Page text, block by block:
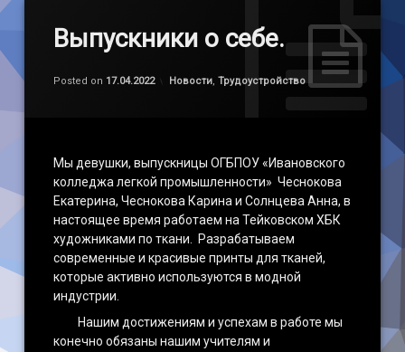
Выпускники о себе.
Posted on 17.04.2022
Обновлено на 17.04.2022
by
Категории:
Новости,Трудоустройство
Мы девушки, выпускницы ОГБПОУ «Ивановского
колледжа легкой промышленности» Чеснокова
Екатерина, Чеснокова Карина и Солнцева Анна, в
настоящее время работаем на Тейковском ХБК
художниками по ткани. Разрабатываем
современные и красивые принты для тканей,
которые активно используются в модной
индустрии.
Нашим достижениям и успехам в работе мы
конечно обязаны нашим учителям и